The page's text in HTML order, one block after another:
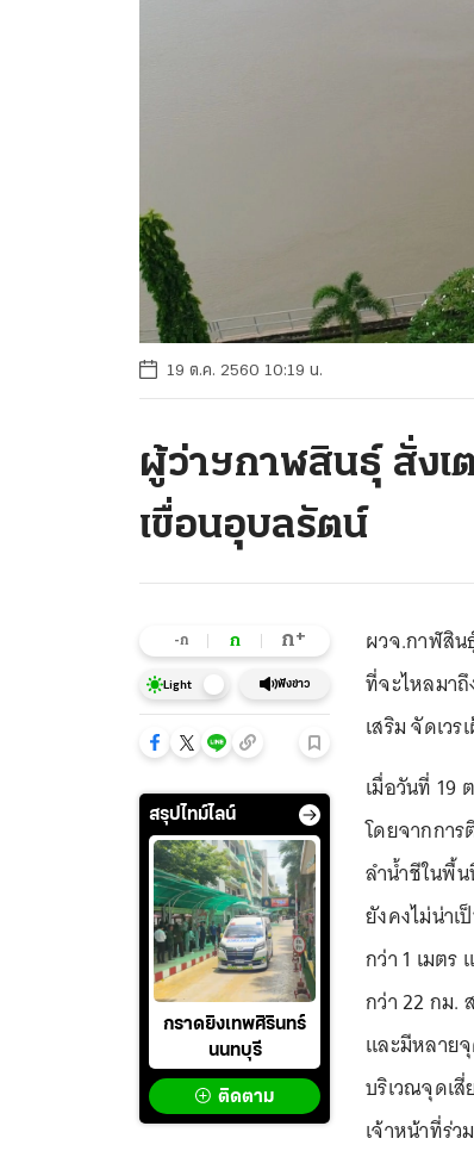
19 ต.ค. 2560 10:19 น.
ผู้ว่าฯกาฬสินธุ์ สั่งเ
เขื่อนอุบลรัตน์
-ก ก ก+
Light ฟังข่าว
สรุปไทม์ไลน์
กราดยิงเทพศิรินทร์
นนทบุรี
ติดตาม
ผวจ.กาฬสิน
ที่จะไหลมา
เสริม จัดเว
เมื่อวันที่ 19
โดยจากกา
ลำน้ำชีในพื้
ยังคงไม่น่า
กว่า 1 เมต
กว่า 22 กม.
และมีหลาย
บริเวณจุดเสี่
เจ้าหน้าที่ร่